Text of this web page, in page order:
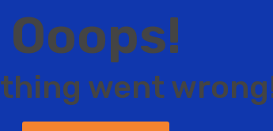
Ooops!
thing went wrong